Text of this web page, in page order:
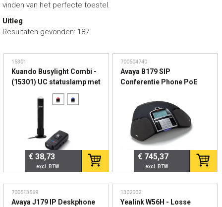
vinden van het perfecte toestel.
Uitleg
Resultaten gevonden: 187
15301
Kuando Busylight Combi -
(15301) UC statuslamp met
belsignaal voor
werkplekken
€ 38,73
700504740
Avaya B179 SIP
Conferentie Phone PoE
Professionele conference
phone met OmniSound
€ 745,37
700513569
Avaya J179 IP Deskphone
1302002
Yealink W56H - Losse